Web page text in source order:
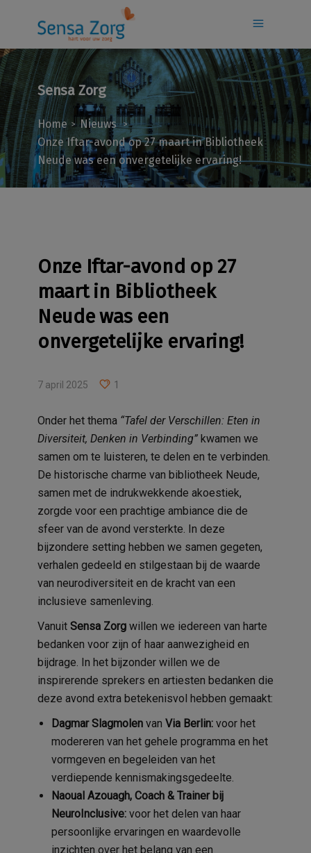
Sensa Zorg
Home > Nieuws >
Onze Iftar-avond op 27 maart in Bibliotheek
Neude was een onvergetelijke ervaring!
Onze Iftar-avond op 27
maart in Bibliotheek
Neude was een
onvergetelijke ervaring!
7 april 2025 1
Onder het thema “Tafel der Verschillen: Eten in
Diversiteit, Denken in Verbinding” kwamen we
samen om te luisteren, te delen en te verbinden.
De historische charme van bibliotheek Neude,
samen met de indrukwekkende akoestiek,
zorgde voor een prachtige ambiance die de
sfeer van de avond versterkte. In deze
bijzondere setting hebben we samen gegeten,
verhalen gedeeld en stilgestaan bij de waarde
van neurodiversiteit en de kracht van een
inclusieve samenleving.
Vanuit Sensa Zorg willen we iedereen van harte
bedanken voor zijn of haar aanwezigheid en
bijdrage. In het bijzonder willen we de
inspirerende sprekers en artiesten bedanken die
deze avond extra betekenisvol hebben gemaakt:
Dagmar Slagmolen van Via Berlin: voor het
modereren van het gehele programma en het
vormgeven en begeleiden van het
verdiepende kennismakingsgedeelte.
Naoual Azouagh, Coach & Trainer bij
NeuroInclusive: voor het delen van haar
persoonlijke ervaringen en waardevolle
inzichten over het belang van een